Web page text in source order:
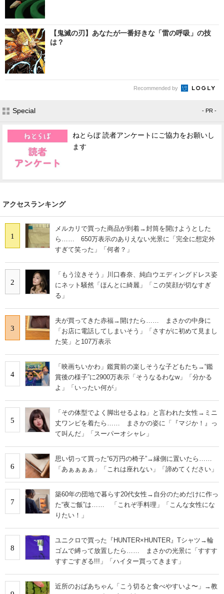
【鬼滅の刃】あなたが一番好きな「雷の呼吸」の技
は？
Recommended by
Special - PR -
ねとらぼ 読者アンケートにご協力をお願いし
ます
アクセスランキング
1
メルカリで買った商品が到着→封筒を開けようとした
ら…… 650万表示のありえない光景に「完全に想定外
すぎて笑った」「何者？」
2
「もう泣きそう」川口春奈、純白ウエディングドレス姿
にネット騒然「ほんとに綺麗」「この笑顔が切なすぎ
る」
3
夫が買ってきた赤福→開けたら…… まさかの中身に
「お店に電話してしまいそう」「さすがに初めて見まし
た笑」と107万表示
4
「映画ちいかわ」鑑賞前の楽しそうな子どもたち→“鑑
賞後の様子”に2900万表示「そうなるわなw」「分かる
よ」「いったい何が」
5
「その体型でよく脚出せるよね」と言われた女性→ミニ
丈ワンピを着たら…… まさかの姿に「『マジか！』っ
て叫んだ」「スーパーオシャレ」
6
思い切って買った“6万円の椅子”→縁側に置いたら……
「あぁぁぁぁ」「これは座れない」「諦めてください」
7
築60年の団地で暮らす20代女性→自分のためだけに作っ
た“夜ご飯”は…… 「これぞ手料理」「こんな女性にな
りたい！」
8
ユニクロで買った『HUNTER×HUNTER』Tシャツ→輪
ゴムで縛って放置したら…… まさかの光景に「すすす
すすごすぎる!!!」「ハイター買ってきます」
近所のおばあちゃん「こう切ると食べやすいよ〜」→教